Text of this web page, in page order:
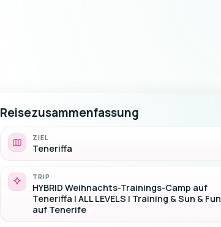
Reisezusammenfassung
ZIEL
Teneriffa
TRIP
HYBRID Weihnachts-Trainings-Camp auf
Teneriffa | ALL LEVELS | Training & Sun & Fun
auf Tenerife